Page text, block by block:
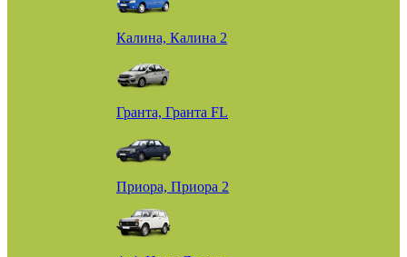
Калина, Калина 2
Гранта, Гранта FL
Приора, Приора 2